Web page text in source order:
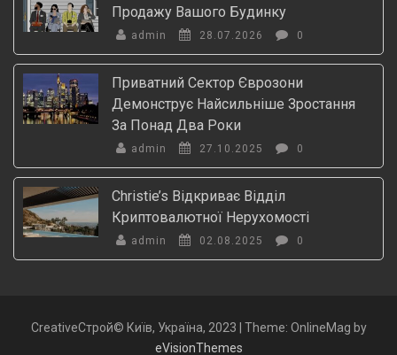
Продажу Вашого Будинку
admin 28.07.2026 0
Приватний Сектор Єврозони
Демонструє Найсильніше Зростання
За Понад Два Роки
admin 27.10.2025 0
Christie’s Відкриває Відділ
Криптовалютної Нерухомості
admin 02.08.2025 0
CreativeСтрой© Київ, Україна, 2023
Theme: OnlineMag by
eVisionThemes